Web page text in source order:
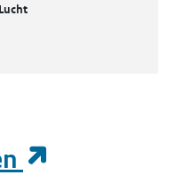
Lucht